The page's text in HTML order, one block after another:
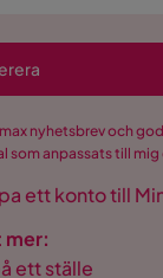
nyhetsbrev och
anpassats till mig
ett konto till
mer:
ett ställe